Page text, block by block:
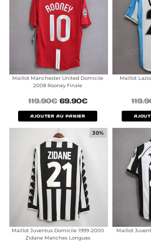
Maillot Manchester United Domicile
2008 Rooney Finale
119.90€ 69.90€
AJOUTER AU PANIER
Maillot
30%
Maillot Juventus Domicile 1999-2000
Zidane Manches Longues
Maillot